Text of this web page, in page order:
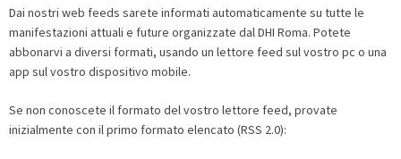
Dai nostri web feeds sarete informati automaticamente su tutte le
manifestazioni attuali e future organizzate dal DHI Roma. Potete
abbonarvi a diversi formati, usando un lettore feed sul vostro pc o una
app sul vostro dispositivo mobile.
Se non conoscete il formato del vostro lettore feed, provate
inizialmente con il primo formato elencato (RSS 2.0):